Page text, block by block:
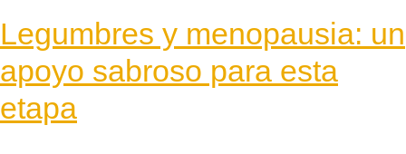
Legumbres y menopausia: un
apoyo sabroso para esta
etapa